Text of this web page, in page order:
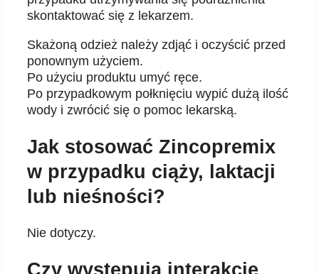
skontaktować się z lekarzem.
Skażoną odzież należy zdjąć i oczyścić przed
ponownym użyciem.
Po użyciu produktu umyć ręce.
Po przypadkowym połknięciu wypić dużą ilość
wody i zwrócić się o pomoc lekarską.
Jak stosować Zincopremix
w przypadku ciąży, laktacji
lub nieśności?
Nie dotyczy.
Czy występują interakcje